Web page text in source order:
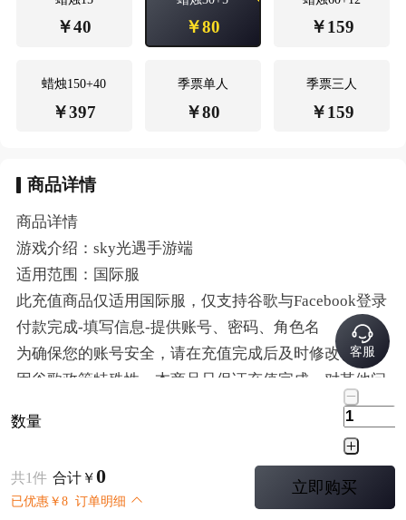
￥40 ￥80 ￥159
蜡烛150+40
￥397
季票单人
￥80
季票三人
￥159
商品详情
商品详情
游戏介绍：sky光遇手游端
适用范围：国际服
此充值商品仅适用国际服，仅支持谷歌与Facebook登录
付款完成-填写信息-提供账号、密码、角色名
为确保您的账号安全，请在充值完成后及时修改密码
因谷歌政策特殊性，本商品只保证充值完成，对其他问
亲爱的玩家，感谢您选择Kardz商城！为了确保您能够
在游戏中享受更多乐趣，提醒您：
数量
共1件 合计￥0
已优惠￥8 订单明细
立即购买
客服